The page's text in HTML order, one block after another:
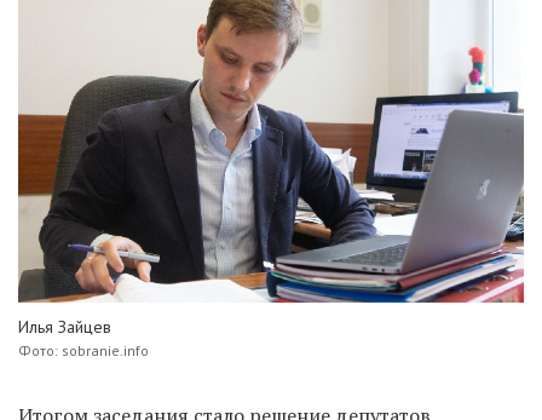
Илья Зайцев
Фото: sobranie.info